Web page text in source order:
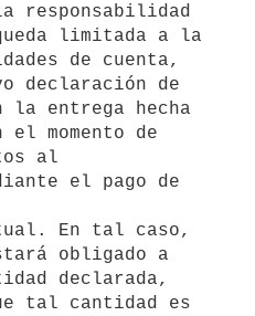
responsabilidad
limitada a la
de cuenta,
declaración de
entrega hecha
momento de
al
el pago de
En tal caso,
obligado a
declarada,
tal cantidad es